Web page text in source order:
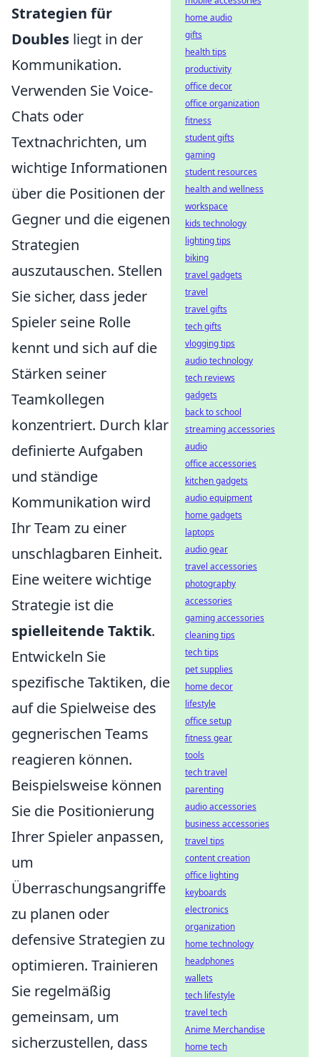
Strategien für
Doubles liegt in der
Kommunikation.
Verwenden Sie Voice-
Chats oder
Textnachrichten, um
wichtige Informationen
über die Positionen der
Gegner und die eigenen
Strategien
auszutauschen. Stellen
Sie sicher, dass jeder
Spieler seine Rolle
kennt und sich auf die
Stärken seiner
Teamkollegen
konzentriert. Durch klar
definierte Aufgaben
und ständige
Kommunikation wird
Ihr Team zu einer
unschlagbaren Einheit.
Eine weitere wichtige
Strategie ist die
spielleitende Taktik.
Entwickeln Sie
spezifische Taktiken, die
auf die Spielweise des
gegnerischen Teams
reagieren können.
Beispielsweise können
Sie die Positionierung
Ihrer Spieler anpassen,
um
Überraschungsangriffe
zu planen oder
defensive Strategien zu
optimieren. Trainieren
Sie regelmäßig
gemeinsam, um
sicherzustellen, dass
home audio
gifts
health tips
productivity
office decor
office organization
fitness
student gifts
gaming
student resources
health and wellness
workspace
kids technology
lighting tips
biking
travel gadgets
travel
travel gifts
tech gifts
vlogging tips
audio technology
tech reviews
gadgets
back to school
streaming accessories
audio
office accessories
kitchen gadgets
audio equipment
home gadgets
laptops
audio gear
travel accessories
photography
accessories
gaming accessories
cleaning tips
tech tips
pet supplies
home decor
lifestyle
office setup
fitness gear
tools
tech travel
parenting
audio accessories
business accessories
travel tips
content creation
office lighting
keyboards
electronics
organization
home technology
headphones
wallets
tech lifestyle
travel tech
Anime Merchandise
home tech